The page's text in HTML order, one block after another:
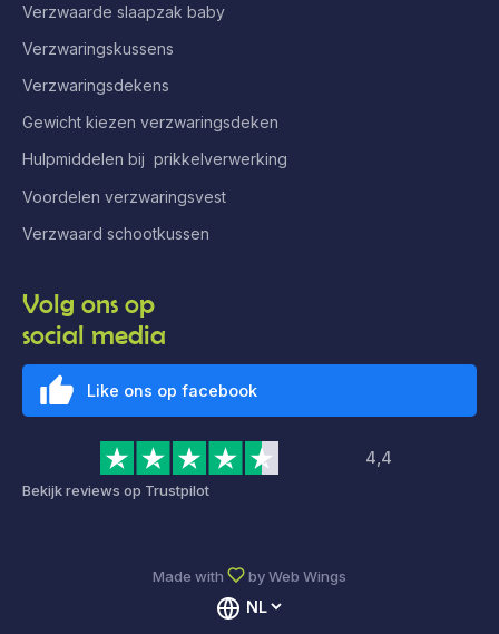
Verzwaarde slaapzak baby
Verzwaringskussens
Verzwaringsdekens
Gewicht kiezen verzwaringsdeken
Hulpmiddelen bij prikkelverwerking
Voordelen verzwaringsvest
Verzwaard schootkussen
Volg ons op
social media
Like ons op facebook
4,4
Bekijk reviews op Trustpilot
Made with byWeb Wings